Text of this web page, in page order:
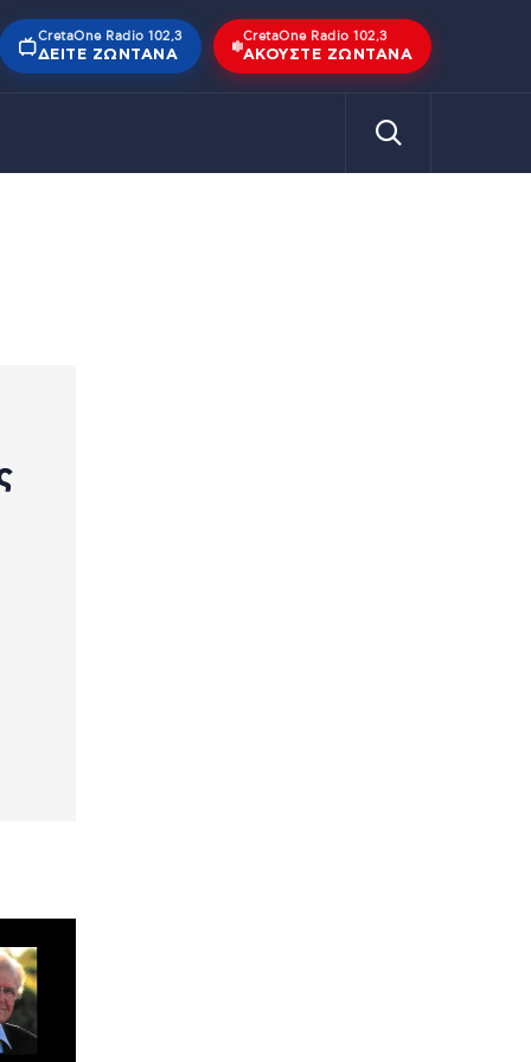
CretaOne Radio 102,3
ΔΕΊΤΕ ΖΩΝΤΑΝΆ
CretaOne Radio 102,3
ΑΚΟΎΣΤΕ ΖΩΝΤΑΝΆ